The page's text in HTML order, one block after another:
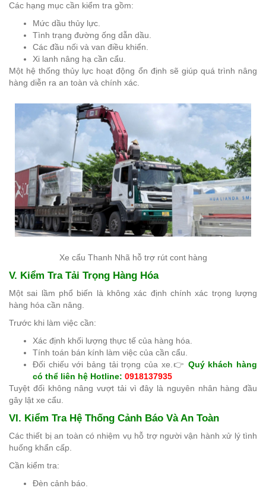
Các hạng mục cần kiểm tra gồm:
Mức dầu thủy lực.
Tình trạng đường ống dẫn dầu.
Các đầu nối và van điều khiển.
Xi lanh nâng hạ cần cẩu.
Một hệ thống thủy lực hoạt động ổn định sẽ giúp quá trình nâng
hàng diễn ra an toàn và chính xác.
Xe cẩu Thanh Nhã hỗ trợ rút cont hàng
V. Kiểm Tra Tải Trọng Hàng Hóa
Một sai lầm phổ biến là không xác định chính xác trọng lượng
hàng hóa cần nâng.
Trước khi làm việc cần:
Xác định khối lượng thực tế của hàng hóa.
Tính toán bán kính làm việc của cần cẩu.
Đối chiếu với bảng tải trọng của xe.👉 Quý khách hàng
có thể liên hệ Hotline: 0918137935
Tuyệt đối không nâng vượt tải vì đây là nguyên nhân hàng đầu
gây lật xe cẩu.
VI. Kiểm Tra Hệ Thống Cảnh Báo Và An Toàn
Các thiết bị an toàn có nhiệm vụ hỗ trợ người vận hành xử lý tình
huống khẩn cấp.
Cần kiểm tra:
Đèn cảnh báo.